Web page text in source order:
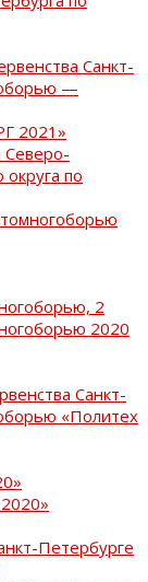
Санкт-
—
2021»
Северо-
по
2
2020
Санкт-
«Политех
Петербурге